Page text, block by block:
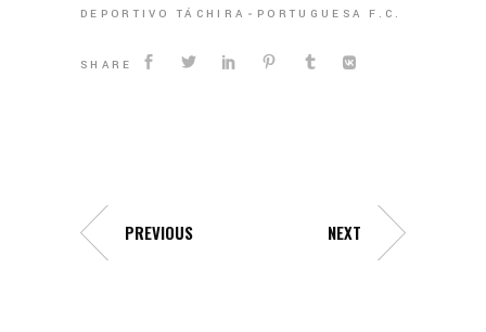
DEPORTIVO TÁCHIRA PORTUGUESA F.C.
SHARE
PREVIOUS NEXT